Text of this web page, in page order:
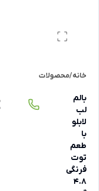
خانه/محصولات
بالم
لب
لابلو
با
طعم
توت
فرنگی
4.8